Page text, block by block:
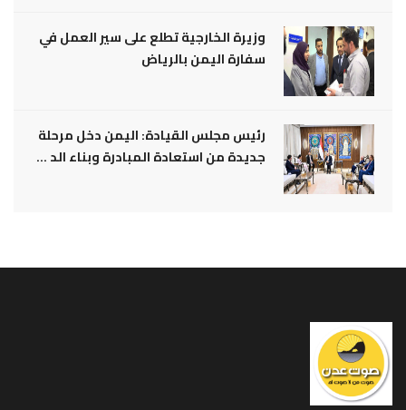
وزيرة الخارجية تطلع على سير العمل في
سفارة اليمن بالرياض
رئيس مجلس القيادة: اليمن دخل مرحلة
جديدة من استعادة المبادرة وبناء الد ...